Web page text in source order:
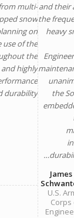
and their
the
heavy
the
U.S.
Corps
multi-
snow
on
use of the
the
highly
durability.